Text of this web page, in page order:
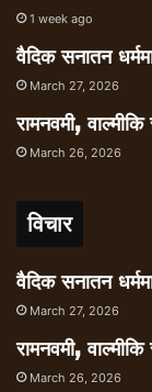
1 week ago
वैदिक सनातन
March 27, 2026
रामनवमी, वाल्मीकि
March 26, 2026
विचार
वैदिक सनातन
March 27, 2026
रामनवमी, वाल्मीकि
March 26, 2026